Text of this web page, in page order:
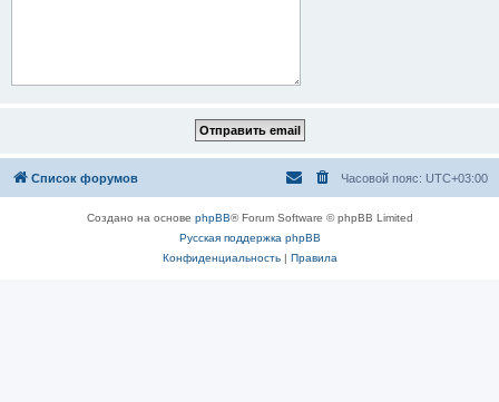
Список форумов Часовой пояс: UTC+03:00
Создано на основе phpBB® Forum Software © phpBB Limited
Русская поддержка phpBB
Конфиденциальность| Правила